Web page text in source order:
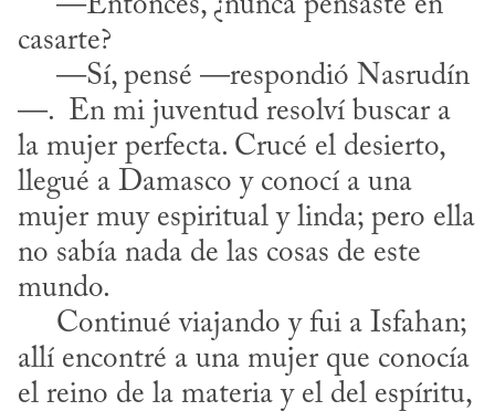
casarte?
—.  En mi juventud resolví buscar a
la mujer perfecta. Crucé el desierto,
llegué a Damasco y conocí a una
mujer muy espiritual y linda; pero ella
no sabía nada de las cosas de este
mundo.
allí encontré a una mujer que conocía
el reino de la materia y el del espíritu,